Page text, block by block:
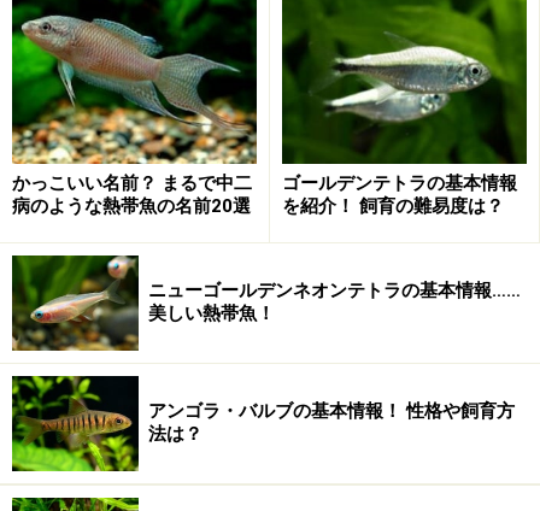
使用した水草
アマゾンソード、アヌビアスナナ、ミクロソリウム、アンブリア、ハ
イグロフィラ・ポリスペルマ、バリスネリア、スクリューバリス、他
飼育生物
トランスルーセント・グラスキャット、カージナルテトラ、オトシン
かっこいい名前？ まるで中二
病のような熱帯魚の名前20選
ゴールデンテトラの基本情報
を紹介！ 飼育の難易度は？
ニューゴールデンネオンテトラの基本情報……
美しい熱帯魚！
アンゴラ・バルブの基本情報！ 性格や飼育方
法は？